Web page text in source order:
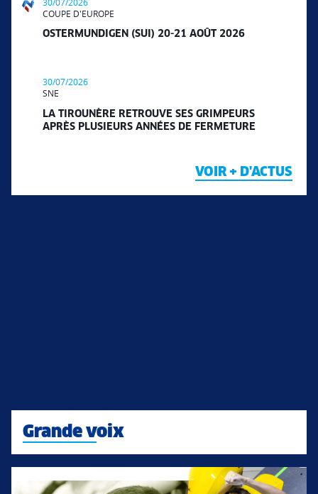
COUPE D'EUROPE
OSTERMUNDIGEN (SUI) 20-21 AOÛT 2026
30/07/2026
SNE
LA TIROUNÈRE RETROUVE SES GRIMPEURS
APRÈS PLUSIEURS ANNÉES DE FERMETURE
VOIR + D'ACTUS
Grande voix